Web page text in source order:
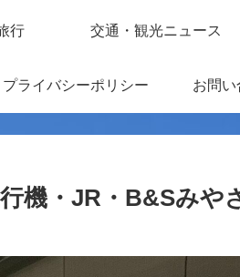
行 交通・観光ニュース
プライバシーポリシー お問
機・JR・B&Sみや